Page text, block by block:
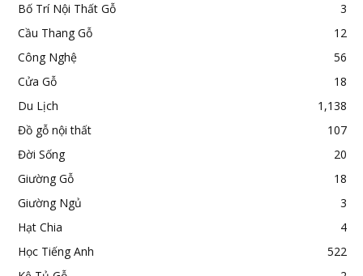
Bố Trí Nội Thất Gỗ
3
Cầu Thang Gỗ
12
Công Nghệ
56
Cửa Gỗ
18
Du Lịch
1,138
Đồ gỗ nội thất
107
Đời Sống
20
Giường Gỗ
18
Giường Ngủ
3
Hạt Chia
4
Học Tiếng Anh
522